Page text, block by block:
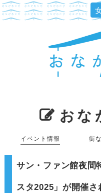
おな
イベント情報 街
サン・ファン館夜間
スタ2025」が開催さ